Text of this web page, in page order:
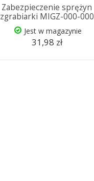
Zabezpieczenie sprężyn
zgrabiarki MIGZ-000-000
Jest w magazynie
31,98 zł